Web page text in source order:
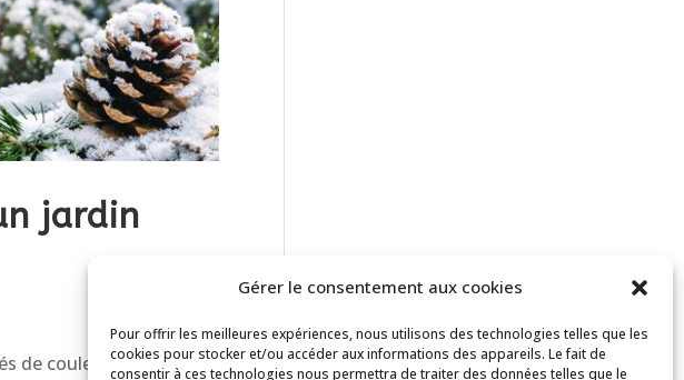
Gérer le consentement aux cookies
Pour offrir les meilleures expériences, nous utilisons des technologies telles que les
cookies pour stocker et/ou accéder aux informations des appareils. Le fait de
consentir à ces technologies nous permettra de traiter des données telles que le
jardin
de couleurs et de vie.